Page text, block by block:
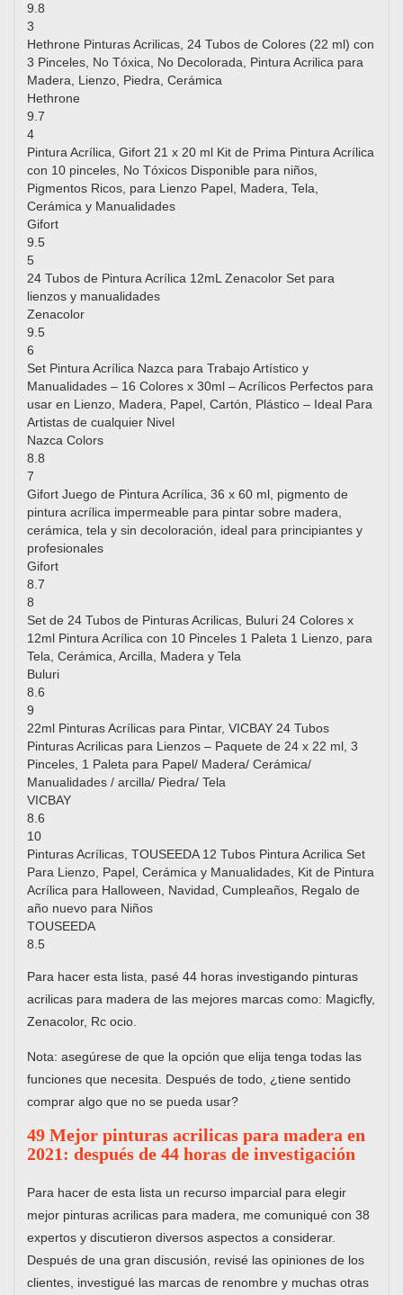
9.8
3
Hethrone Pinturas Acrilicas, 24 Tubos de Colores (22 ml) con
3 Pinceles, No Tóxica, No Decolorada, Pintura Acrilica para
Madera, Lienzo, Piedra, Cerámica
Hethrone
9.7
4
Pintura Acrílica, Gifort 21 x 20 ml Kit de Prima Pintura Acrílica
con 10 pinceles, No Tóxicos Disponible para niños,
Pigmentos Ricos, para Lienzo Papel, Madera, Tela,
Cerámica y Manualidades
Gifort
9.5
5
24 Tubos de Pintura Acrílica 12mL Zenacolor Set para
lienzos y manualidades
Zenacolor
9.5
6
Set Pintura Acrílica Nazca para Trabajo Artístico y
Manualidades – 16 Colores x 30ml – Acrílicos Perfectos para
usar en Lienzo, Madera, Papel, Cartón, Plástico – Ideal Para
Artistas de cualquier Nivel
Nazca Colors
8.8
7
Gifort Juego de Pintura Acrílica, 36 x 60 ml, pigmento de
pintura acrílica impermeable para pintar sobre madera,
cerámica, tela y sin decoloración, ideal para principiantes y
profesionales
Gifort
8.7
8
Set de 24 Tubos de Pinturas Acrilicas, Buluri 24 Colores x
12ml Pintura Acrílica con 10 Pinceles 1 Paleta 1 Lienzo, para
Tela, Cerámica, Arcilla, Madera y Tela
Buluri
8.6
9
22ml Pinturas Acrílicas para Pintar, VICBAY 24 Tubos
Pinturas Acrilicas para Lienzos – Paquete de 24 x 22 ml, 3
Pinceles, 1 Paleta para Papel/ Madera/ Cerámica/
Manualidades / arcilla/ Piedra/ Tela
VICBAY
8.6
10
Pinturas Acrílicas, TOUSEEDA 12 Tubos Pintura Acrilica Set
Para Lienzo, Papel, Cerámica y Manualidades, Kit de Pintura
Acrílica para Halloween, Navidad, Cumpleaños, Regalo de
año nuevo para Niños
TOUSEEDA
8.5
Para hacer esta lista, pasé 44 horas investigando pinturas
acrilicas para madera de las mejores marcas como: Magicfly,
Zenacolor, Rc ocio.
Nota: asegúrese de que la opción que elija tenga todas las
funciones que necesita. Después de todo, ¿tiene sentido
comprar algo que no se pueda usar?
49 Mejor pinturas acrilicas para madera en
2021: después de 44 horas de investigación
Para hacer de esta lista un recurso imparcial para elegir
mejor pinturas acrilicas para madera, ​​me comuniqué con 38
expertos y discutieron diversos aspectos a considerar.
Después de una gran discusión, revisé las opiniones de los
clientes, investigué las marcas de renombre y muchas otras